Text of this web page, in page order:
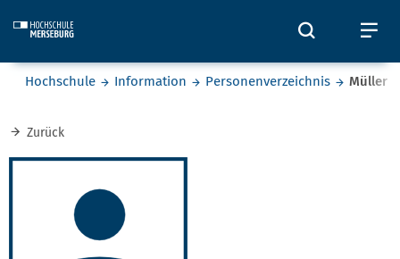
Öffnet
Sie befinden sich hier:
Hochschule Information Personenverzeichnis Müller
Zurück